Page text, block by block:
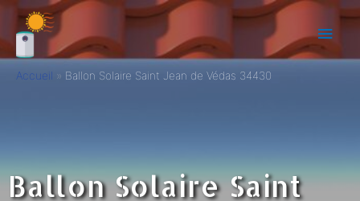
Accueil Ballon Solaire Saint Jean de Védas 34430
Ballon Solaire Saint